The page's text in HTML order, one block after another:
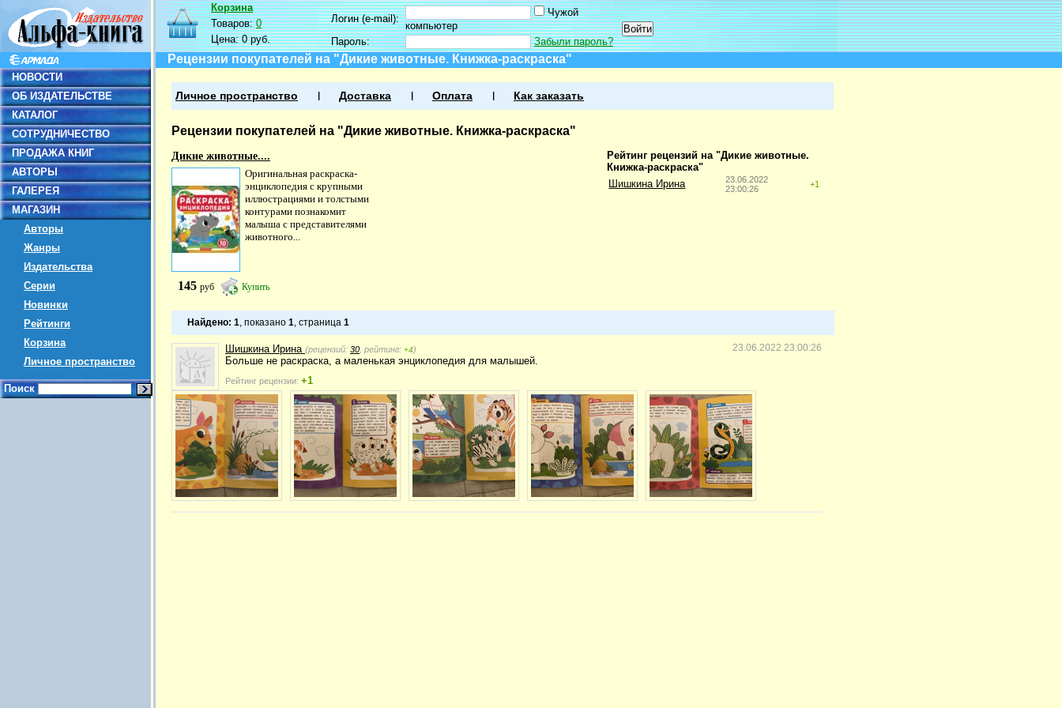
НОВОСТИ
ОБ ИЗДАТЕЛЬСТВЕ
КАТАЛОГ
СОТРУДНИЧЕСТВО
ПРОДАЖА КНИГ
АВТОРЫ
ГАЛЕРЕЯ
МАГАЗИН
Авторы
Жанры
Издательства
Серии
Новинки
Рейтинги
Корзина
Личное пространство
Поиск
Корзина
Товаров:0
Цена:0 руб.
Логин (e-mail):
Чужой
компьютер
Пароль:
Забыли пароль?
Рецензии покупателей на "Дикие животные. Книжка-раскраска"
Личное пространство Доставка Оплата Как заказать
Рецензии покупателей на "Дикие животные. Книжка-раскраска"
Рейтинг рецензий на "Дикие животные.
Книжка-раскраска"
Шишкина Ирина
23.06.2022
23:00:26
+1
Дикие животные....
Оригинальная раскраска-
энциклопедия с крупными
иллюстрациями и толстыми
контурами познакомит
малыша с представителями
животного...
145 руб Купить
Найдено: 1, показано 1, страница 1
23.06.2022 23:00:26
Шишкина Ирина (рецензий: 30 , рейтинг: +4)
Больше не раскраска, а маленькая энциклопедия для малышей.
Рейтинг рецензии: +1